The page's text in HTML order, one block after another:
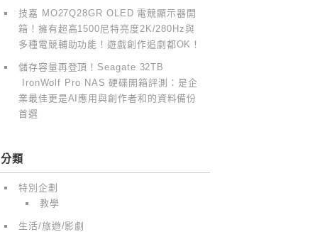
技嘉 MO27Q28GR OLED 電競顯示器開
箱！擁有超高1500尼特亮度2K/280Hz與
多種電競輔助功能！遊戲創作追劇都OK！
儲存容量再登頂！Seagate 32TB
IronWolf Pro NAS 硬碟開箱評測：是企
業最佳更是AI應用與創作者和的資料備份
首選
分類
特別企劃
教學
生活/旅遊/影劇